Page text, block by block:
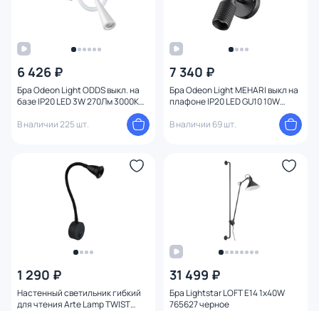
6 426 ₽
Бра Odeon Light ODDS выкл. на
базе IP20 LED 3W 270Лм 3000K
В наличии 225 шт.
7 340 ₽
Бра Odeon Light MEHARI выкл на
плафоне IP20 LED GU10 10W
В наличии 69 шт.
1 290 ₽
Настенный светильник гибкий
для чтения Arte Lamp TWIST
31 499 ₽
Бра Lightstar LOFT E14 1х40W
765627 черное